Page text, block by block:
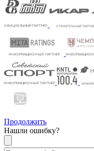
Продолжить
Нашли ошибку?